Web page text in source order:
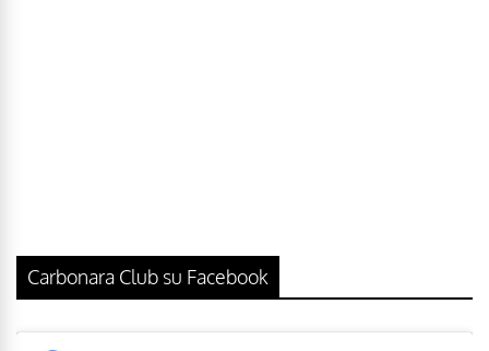
Carbonara Club su Facebook